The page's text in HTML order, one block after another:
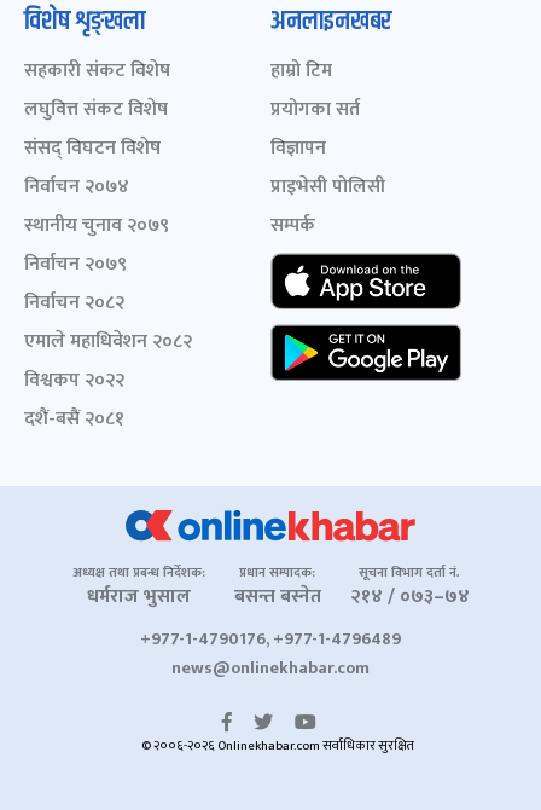
विशेष शृङ्खला
सहकारी संकट विशेष
लघुवित्त संकट विशेष
संसद् विघटन विशेष
निर्वाचन २०७४
स्थानीय चुनाव २०७९
निर्वाचन २०७९
निर्वाचन २०८२
एमाले महाधिवेशन २०८२
विश्वकप २०२२
दशैं-बसैं २०८१
अनलाइनखबर
हाम्रो टिम
प्रयोगका सर्त
विज्ञापन
प्राइभेसी पोलिसी
सम्पर्क
अध्यक्ष तथा प्रबन्ध निर्देशक:
धर्मराज भुसाल
प्रधान सम्पादक:
बसन्त बस्नेत
सूचना विभाग दर्ता नं.
२१४ / ०७३–७४
+977-1-4790176, +977-1-4796489
news@onlinekhabar.com
© २००६-२०२६ Onlinekhabar.com सर्वाधिकार सुरक्षित